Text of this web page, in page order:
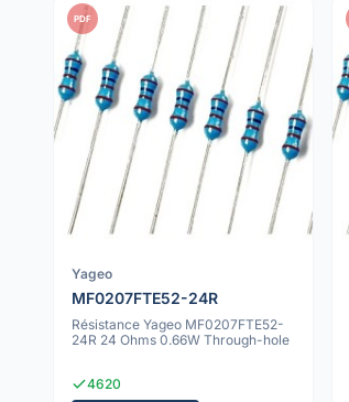
PDF
Yageo
MF0207FTE52-24R
Résistance Yageo MF0207FTE52-
24R 24 Ohms 0.66W Through-hole
4620